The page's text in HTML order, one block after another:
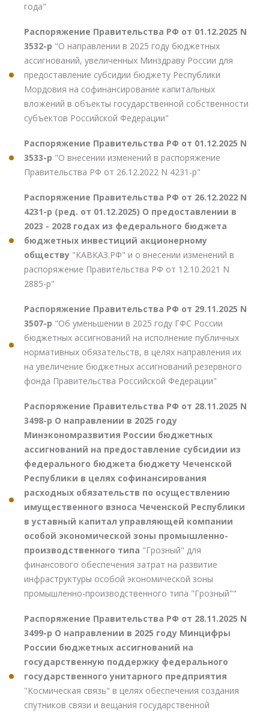
года"
Распоряжение Правительства РФ от 01.12.2025 N
3532-р "О направлении в 2025 году бюджетных
ассигнований, увеличенных Минздраву России для
предоставление субсидии бюджету Республики
Мордовия на софинансирование капитальных
вложений в объекты государственной собственности
субъектов Российской Федерации"
Распоряжение Правительства РФ от 01.12.2025 N
3533-р "О внесении изменений в распоряжение
Правительства РФ от 26.12.2022 N 4231-р"
Распоряжение Правительства РФ от 26.12.2022 N
4231-р (ред. от 01.12.2025) О предоставлении в
2023 - 2028 годах из федерального бюджета
бюджетных инвестиций акционерному
обществу "КАВКАЗ.РФ" и о внесении изменений в
распоряжение Правительства РФ от 12.10.2021 N
2885-р"
Распоряжение Правительства РФ от 29.11.2025 N
3507-р "Об уменьшении в 2025 году ГФС России
бюджетных ассигнований на исполнение публичных
нормативных обязательств, в целях направления их
на увеличение бюджетных ассигнований резервного
фонда Правительства Российской Федерации"
Распоряжение Правительства РФ от 28.11.2025 N
3498-р О направлении в 2025 году
Минэкономразвития России бюджетных
ассигнований на предоставление субсидии из
федерального бюджета бюджету Чеченской
Республики в целях софинансирования
расходных обязательств по осуществлению
имущественного взноса Чеченской Республики
в уставный капитал управляющей компании
особой экономической зоны промышленно-
производственного типа "Грозный" для
финансового обеспечения затрат на развитие
инфраструктуры особой экономической зоны
промышленно-производственного типа "Грозный""
Распоряжение Правительства РФ от 28.11.2025 N
3499-р О направлении в 2025 году Минцифры
России бюджетных ассигнований на
государственную поддержку федерального
государственного унитарного предприятия
"Космическая связь" в целях обеспечения создания
спутников связи и вещания государственной